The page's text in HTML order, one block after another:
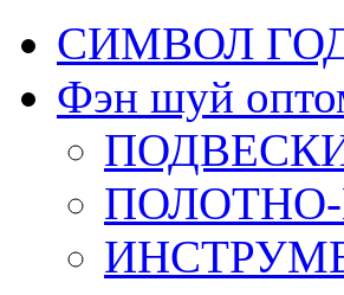
СИМВОЛ
Фэн шуй